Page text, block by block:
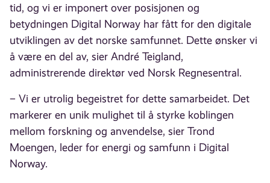
tid, og vi er imponert over posisjonen og
betydningen Digital Norway har fått for den digitale
utviklingen av det norske samfunnet. Dette ønsker vi
å være en del av, sier André Teigland,
administrerende direktør ved Norsk Regnesentral.
– Vi er utrolig begeistret for dette samarbeidet. Det
markerer en unik mulighet til å styrke koblingen
mellom forskning og anvendelse, sier Trond
Moengen, leder for energi og samfunn i Digital
Norway.